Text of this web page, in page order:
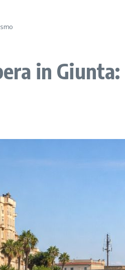
in